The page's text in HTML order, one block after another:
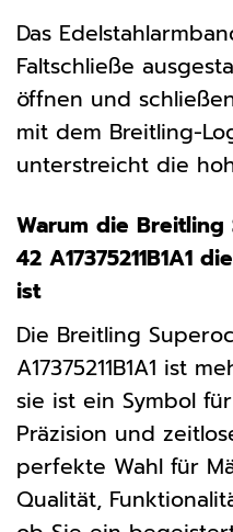
Das
Faltschließe
öffnen und
mit dem Breitling-
unterstreicht die
Warum die Breitling
42 A17375211B1A1
ist
Die Breitling
A17375211B1A1 ist
sie ist ein Symbol
Präzision und
perfekte Wahl für
Qualität,